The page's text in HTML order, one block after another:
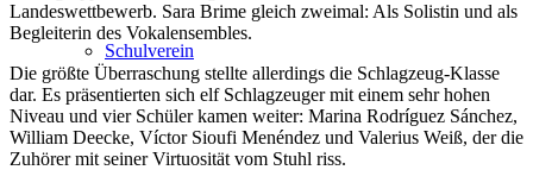
Schulverein
Landeswettbewerb. Sara Brime gleich zweimal: Als Solistin und als
Begleiterin des Vokalensembles.
Die größte Überraschung stellte allerdings die Schlagzeug-Klasse
dar. Es präsentierten sich elf Schlagzeuger mit einem sehr hohen
Niveau und vier Schüler kamen weiter: Marina Rodríguez Sánchez,
William Deecke, Víctor Sioufi Menéndez und Valerius Weiß, der die
Zuhörer mit seiner Virtuosität vom Stuhl riss.